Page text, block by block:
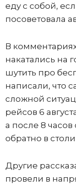
еду с собой,
посоветовала
В
накатались на
шутить про
написали, что
сложной
рейсов 6
а после 8
обратно в
Другие
провели в